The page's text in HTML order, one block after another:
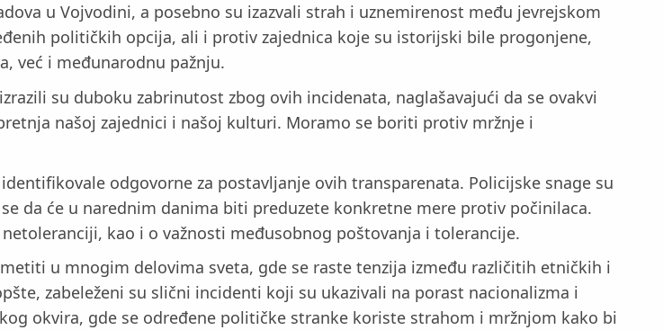
u Vojvodini, a posebno su izazvali strah i uznemirenost među jevrejskom
političkih opcija, ali i protiv zajednica koje su istorijski bile progonjene,
već i međunarodnu pažnju.
su duboku zabrinutost zbog ovih incidenata, naglašavajući da se ovakvi
našoj zajednici i našoj kulturi. Moramo se boriti protiv mržnje i
odgovorne za postavljanje ovih transparenata. Policijske snage su
da će u narednim danima biti preduzete konkretne mere protiv počinilaca.
kao i o važnosti međusobnog poštovanja i tolerancije.
u mnogim delovima sveta, gde se raste tenzija između različitih etničkih i
zabeleženi su slični incidenti koji su ukazivali na porast nacionalizma i
okvira, gde se određene političke stranke koriste strahom i mržnjom kako bi